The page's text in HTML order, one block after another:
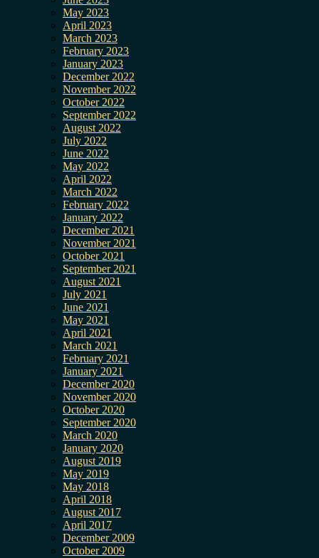
May 2023
April 2023
March 2023
February 2023
January 2023
December 2022
November 2022
October 2022
September 2022
August 2022
July 2022
June 2022
May 2022
April 2022
March 2022
February 2022
January 2022
December 2021
November 2021
October 2021
September 2021
August 2021
July 2021
June 2021
May 2021
April 2021
March 2021
February 2021
January 2021
December 2020
November 2020
October 2020
September 2020
March 2020
January 2020
August 2019
May 2019
May 2018
April 2018
August 2017
April 2017
December 2009
October 2009